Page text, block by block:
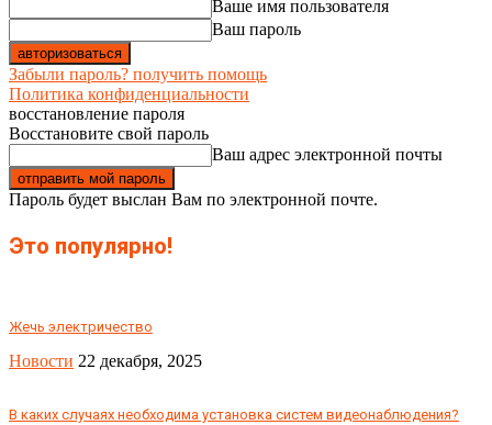
Ваше имя пользователя
Ваш пароль
Забыли пароль? получить помощь
Политика конфиденциальности
восстановление пароля
Восстановите свой пароль
Ваш адрес электронной почты
Пароль будет выслан Вам по электронной почте.
Это популярно!
Жечь электричество
Новости 22 декабря, 2025
В каких случаях необходима установка систем видеонаблюдения?